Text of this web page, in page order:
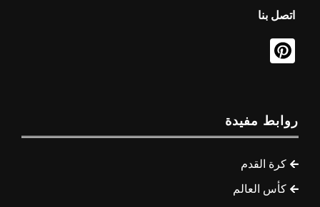
اتصل بنا
روابط مفيدة
كرة القدم
كأس العالم